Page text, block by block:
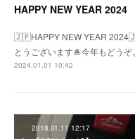
HAPPY NEW YEAR 2024
🇯🇵HAPPY NEW YEAR
とうございます🎍今年もどう
2024.01.01 10:42
2018.01.11 12:17